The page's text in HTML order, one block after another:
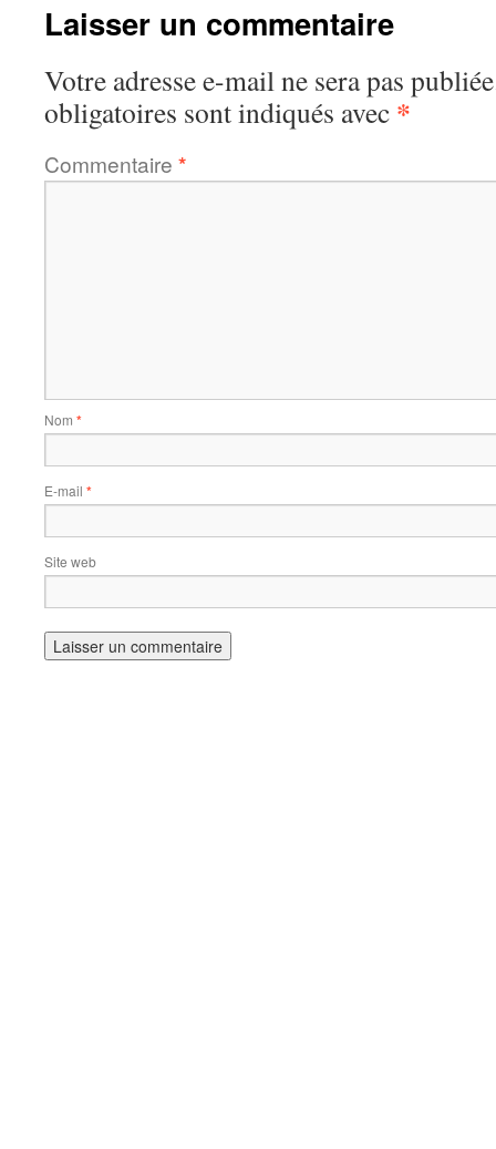
Laisser un commentaire
Votre adresse e-mail ne sera pas
obligatoires sont indiqués avec *
Commentaire *
Nom *
E-mail *
Site web